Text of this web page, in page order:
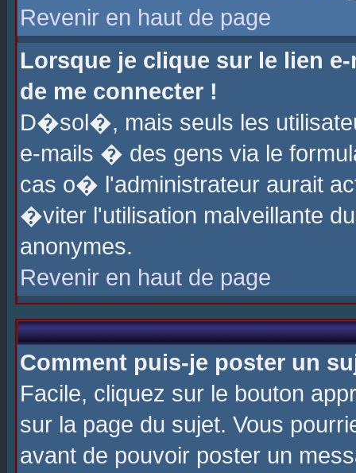
Revenir en haut de page
Lorsque je clique sur le lien
de me connecter !
D�sol�, mais seuls les
e-mails � des gens via le
cas o� l'administrateur aurait
�viter l'utilisation malveillante
anonymes.
Revenir en haut de page
Comment puis-je poster un
Facile, cliquez sur le bouton
sur la page du sujet. Vous
avant de pouvoir poster un